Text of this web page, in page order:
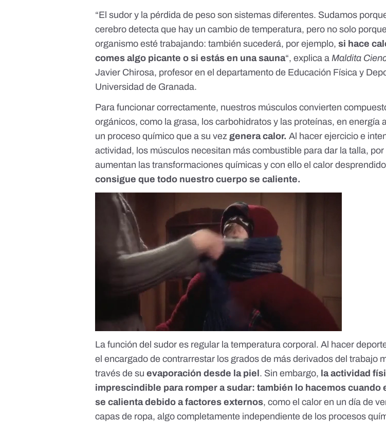
“El sudor y la pérdida de peso son sistemas diferentes. Sudamos
cerebro detecta que hay un cambio de temperatura, pero no solo
organismo esté trabajando: también sucederá, por ejemplo,si hace
comes algo picante o si estás en una sauna“, explica a Maldita
Javier Chirosa, profesor en el departamento de Educación Física y
Universidad de Granada.
Para funcionar correctamente, nuestros músculos convierten
orgánicos, como la grasa, los carbohidratos y las proteínas, en energía
un proceso químico que a su vez genera calor. Al hacer ejercicio e
actividad, los músculos necesitan más combustible para dar la talla, por
aumentan las transformaciones químicas y con ello el calor
consigue que todo nuestro cuerpo se caliente.
Lafunción del sudor es regular la temperatura corporal. Al hacer
el encargado de contrarrestar los grados de más derivados del trabajo
través de su evaporación desde la piel. Sin embargo, la actividad
imprescindible para romper a sudar: también lo hacemos cuando
se calientadebido a factores externos, como el calor en un día de
capas de ropa, algo completamente independiente de los procesos